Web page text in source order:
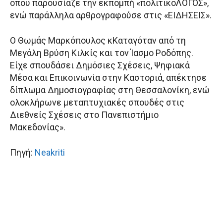
όπου παρουσίαζε την εκπομπή «πολιτικοΛΟΓΟΣ»,
ενώ παράλληλα αρθρογραφούσε στις «ΕΙΔΗΣΕΙΣ».
Ο Θωμάς Μαρκόπουλος κΚαταγόταν από τη
Μεγάλη Βρύση Κιλκίς και τον Ίασμο Ροδόπης.
Είχε σπουδάσει Δημόσιες Σχέσεις, Ψηφιακά
Μέσα και Επικοινωνία στην Καστοριά, απέκτησε
δίπλωμα Δημοσιογραφίας στη Θεσσαλονίκη, ενώ
ολοκλήρωνε μεταπτυχιακές σπουδές στις
Διεθνείς Σχέσεις στο Πανεπιστήμιο
Μακεδονίας».
Πηγή: Neakriti